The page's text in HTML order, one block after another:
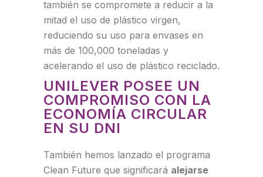
también se compromete a reducir a la
mitad el uso de plástico virgen,
reduciendo su uso para envases en
más de 100,000 toneladas y
acelerando el uso de plástico reciclado.
UNILEVER POSEE UN
COMPROMISO CON LA
ECONOMÍA CIRCULAR
EN SU DNI
También hemos lanzado el programa
Clean Future que significará alejarse